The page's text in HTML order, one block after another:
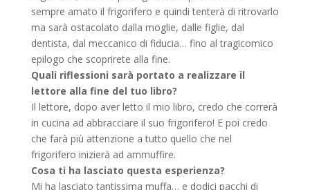
sempre amato il frigorifero e quindi tenterà di ritrovarlo
ma sarà ostacolato dalla moglie, dalle figlie, dal
dentista, dal meccanico di fiducia… fino al tragicomico
epilogo che scoprirete alla fine.
Quali riflessioni sarà portato a realizzare il
lettore alla fine del tuo libro?
Il lettore, dopo aver letto il mio libro, credo che correrà
in cucina ad abbracciare il suo frigorifero! E poi credo
che farà più attenzione a tutto quello che nel
frigorifero inizierà ad ammuffire.
Cosa ti ha lasciato questa esperienza?
Mi ha lasciato tantissima muffa… e dodici pacchi di